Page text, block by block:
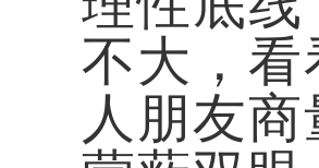
不大，
人朋友